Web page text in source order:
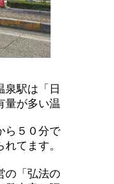
泉駅は「日
量が多い温
ら５０分で
てます。
の「弘法の